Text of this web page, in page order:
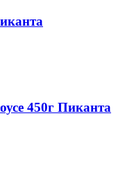
450г Пиканта